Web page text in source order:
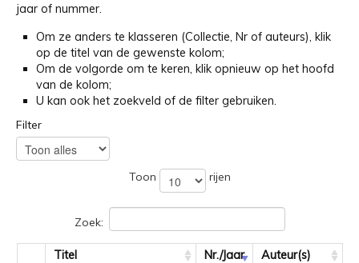
jaar of nummer.
Om ze anders te klasseren (Collectie, Nr of auteurs), klik
op de titel van de gewenste kolom;
Om de volgorde om te keren, klik opnieuw op het hoofd
van de kolom;
U kan ook het zoekveld of de filter gebruiken.
Filter
Toon rijen
Zoek:
Titel Nr./Jaar
Auteur(s)